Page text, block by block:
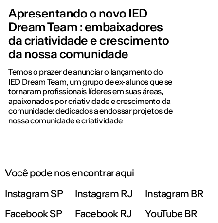
Apresentando o novo IED
Dream Team : embaixadores
da criatividade e crescimento
da nossa comunidade
Temos o prazer de anunciar o lançamento do
IED Dream Team, um grupo de ex-alunos que se
tornaram profissionais líderes em suas áreas,
apaixonados por criatividade e crescimento da
comunidade: dedicados a endossar projetos de
nossa comunidade e criatividade
Você pode nos encontrar aqui
Instagram SP
Instagram RJ
Instagram BR
Facebook SP
Facebook RJ YouTube BR